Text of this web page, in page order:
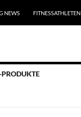
NEWS FITNESSATHLETEN